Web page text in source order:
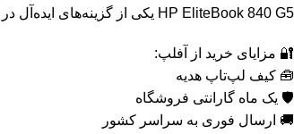
HP EliteBook 840 G5 یکی از گزینه‌های ایده‌آل در بازه قیمتی خود محسوب می‌شود.
🔐 مزایای خرید از آفلپ:
🧰 کیف لپ‌تاپ هدیه
🛡 یک ماه گارانتی فروشگاه
🚚 ارسال فوری به سراسر کشور